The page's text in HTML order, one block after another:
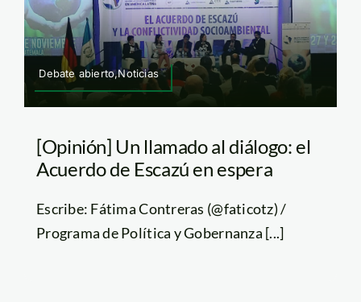
Debate abierto,Noticias
[Opinión] Un llamado al diálogo: el
Acuerdo de Escazú en espera
Escribe: Fátima Contreras (@faticotz) /
Programa de Política y Gobernanza [...]